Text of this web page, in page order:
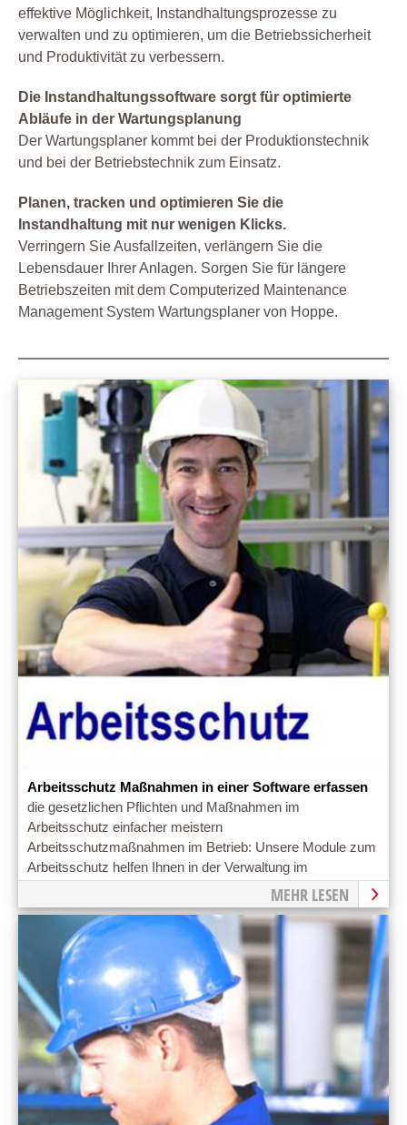
effektive Möglichkeit, Instandhaltungsprozesse zu
verwalten und zu optimieren, um die Betriebssicherheit
und Produktivität zu verbessern.
Die Instandhaltungssoftware sorgt für optimierte
Abläufe in der Wartungsplanung
Der Wartungsplaner kommt bei der Produktionstechnik
und bei der Betriebstechnik zum Einsatz.
Planen, tracken und optimieren Sie die
Instandhaltung mit nur wenigen Klicks.
Verringern Sie Ausfallzeiten, verlängern Sie die
Lebensdauer Ihrer Anlagen. Sorgen Sie für längere
Betriebszeiten mit dem Computerized Maintenance
Management System Wartungsplaner von Hoppe.
Arbeitsschutz Maßnahmen in einer Software erfassen
die gesetzlichen Pflichten und Maßnahmen im
Arbeitsschutz einfacher meistern
Arbeitsschutzmaßnahmen im Betrieb: Unsere Module zum
Arbeitsschutz helfen Ihnen in der Verwaltung im
MEHR LESEN